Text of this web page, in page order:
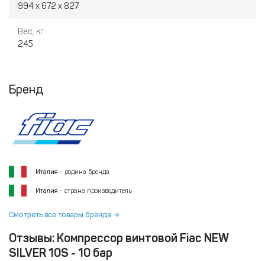
994 x 672 x 827
Вес, кг
245
Бренд
Италия - родина бренда
Италия - страна производитель
Смотреть все товары бренда
Отзывы: Компрессор винтовой Fiac NEW
SILVER 10S - 10 бар